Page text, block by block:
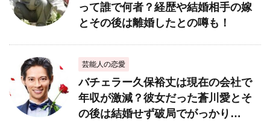
って誰で何者？経歴や結婚相手の嫁
とその後は離婚したとの噂も！
芸能人の恋愛
バチェラー久保裕丈は現在の会社で
年収が激減？彼女だった蒼川愛とそ
の後は結婚せず破局でがっかり…